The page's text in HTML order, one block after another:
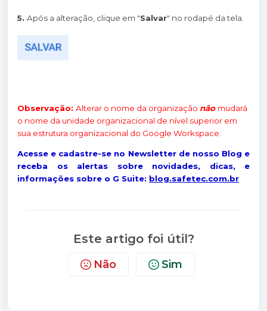
5. Após a alteração, clique em "Salvar" no rodapé da tela.
Observação: Alterar o nome da organização não mudará
o nome da unidade organizacional de nível superior em
sua estrutura organizacional do Google Workspace.
Acesse e cadastre-se no Newsletter de nosso Blog e
receba os alertas sobre novidades, dicas, e
informações sobre o G Suite: blog.safetec.com.br
Este artigo foi útil?
Não Sim